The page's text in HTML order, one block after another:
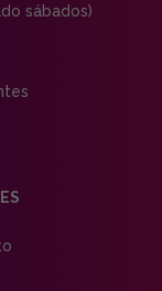
sábados)